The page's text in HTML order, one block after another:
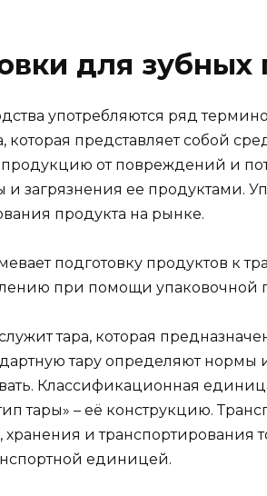
для зубных
употребляются ряд
представляет собой
от повреждений и
загрязнения ее продуктами.
продукта на рынке.
подготовку продуктов к
при помощи упаковочной
тара, которая
тару определяют нормы
Классификационная
тары» – её конструкцию.
хранения и транспортирования
единицей.